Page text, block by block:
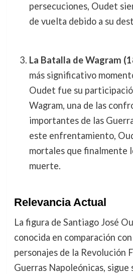
persecuciones, Oudet
de vuelta debido a su
La Batalla de Wagram
más significativo
Oudet fue su
Wagram, una de las
importantes de las
este enfrentamiento,
mortales que finalmente
muerte.
Relevancia Actual
La figura de Santiago José
conocida en comparación
personajes de la Revolución
Guerras Napoleónicas,